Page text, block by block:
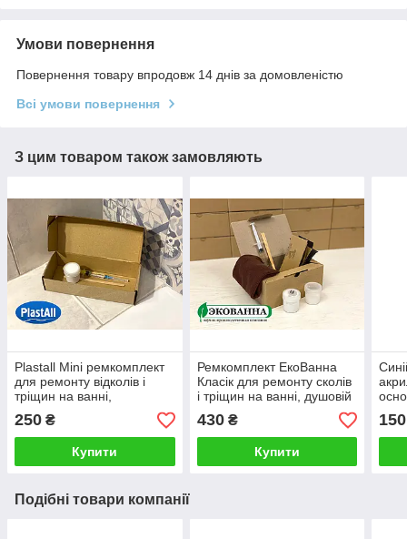
Умови повернення
Повернення товару впродовж 14 днів за домовленістю
Всі умови повернення
З цим товаром також замовляють
Plastall Mini ремкомплект
для ремонту відколів і
тріщин на ванні,
greenpharm
250 ₴
Купити
Ремкомплект ЕкоВанна
Класік для ремонту сколів
і тріщин на ванні, душовій
кабіні, піддоні
430₴
Купити
150
Подібні товари компанії